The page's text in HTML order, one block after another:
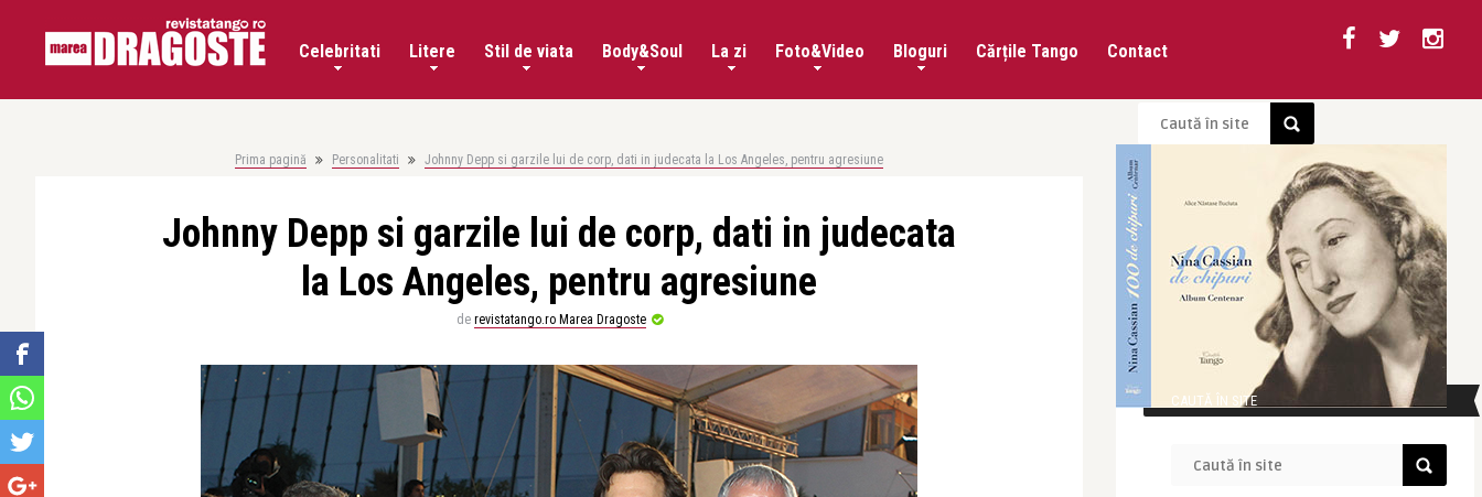
Celebritati Litere Stil de viata Body&Soul La zi Foto&Video Bloguri Cărțile Tango Contact
Prima pagină Personalitati Johnny Depp si garzile lui de corp, dati in judecata la Los Angeles, pentru agresiune
Johnny Depp si garzile lui de corp, dati in judecata
la Los Angeles, pentru agresiune
de revistatango.ro Marea Dragoste
CAUTĂ ÎN SITE